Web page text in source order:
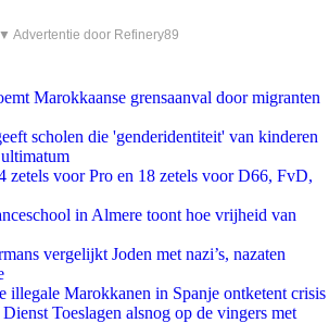
▼ Advertentie door Refinery89
Marokkaanse grensaanval door migranten
scholen die 'genderidentiteit' van kinderen
zetels voor Pro en 18 zetels voor D66, FvD,
in Almere toont hoe vrijheid van
vergelijkt Joden met nazi’s, nazaten
illegale Marokkanen in Spanje ontketent crisis
Toeslagen alsnog op de vingers met